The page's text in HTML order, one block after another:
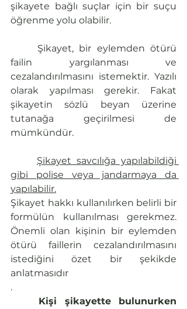
şikayete bağlı suçlar için bir suçu
öğrenme yolu olabilir.
failin yargılanması ve
cezalandırılmasını istemektir. Yazılı
olarak yapılması gerekir. Fakat
şikayetin sözlü beyan üzerine
tutanağa geçirilmesi de
mümkündür.
Şikayet savcılığa yapılabildiği
gibi polise veya jandarmaya da
yapılabilir.
Şikayet hakkı kullanılırken belirli bir
formülün kullanılması gerekmez.
Önemli olan kişinin bir eylemden
ötürü faillerin cezalandırılmasını
istediğini özet bir şekikde
anlatmasıdır
.
Kişi şikayette bulunurken